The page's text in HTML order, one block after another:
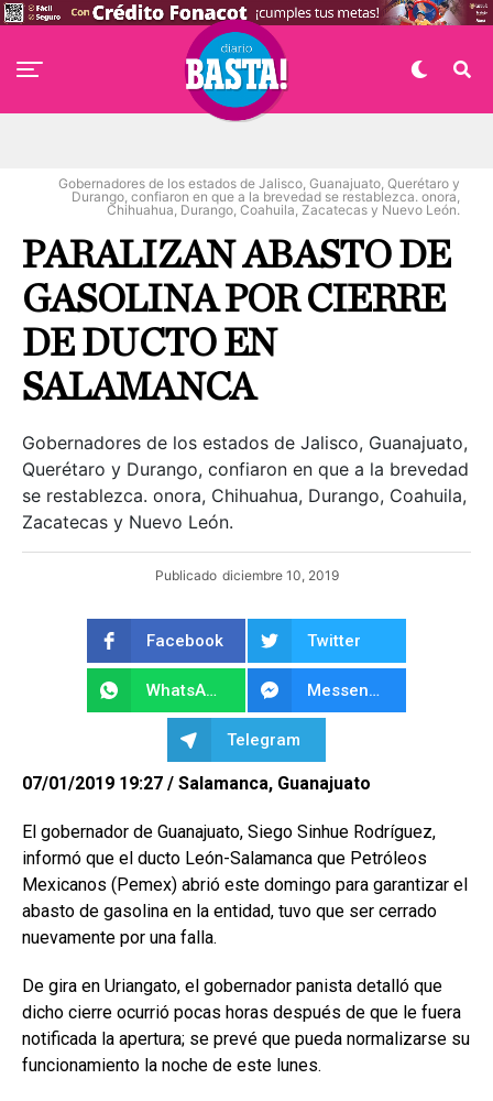
Gobernadores de los estados de Jalisco, Guanajuato, Querétaro y
Durango, confiaron en que a la brevedad se restablezca. onora,
Chihuahua, Durango, Coahuila, Zacatecas y Nuevo León.
PARALIZAN ABASTO DE
GASOLINA POR CIERRE
DE DUCTO EN
SALAMANCA
Gobernadores de los estados de Jalisco, Guanajuato,
Querétaro y Durango, confiaron en que a la brevedad
se restablezca. onora, Chihuahua, Durango, Coahuila,
Zacatecas y Nuevo León.
Publicado diciembre 10, 2019
Facebook Twitter
WhatsApp Messenger
Telegram
07/01/2019 19:27 / Salamanca, Guanajuato
El gobernador de Guanajuato, Siego Sinhue Rodríguez,
informó que el ducto León-Salamanca que Petróleos
Mexicanos (Pemex) abrió este domingo para garantizar el
abasto de gasolina en la entidad, tuvo que ser cerrado
nuevamente por una falla.
De gira en Uriangato, el gobernador panista detalló que
dicho cierre ocurrió pocas horas después de que le fuera
notificada la apertura; se prevé que pueda normalizarse su
funcionamiento la noche de este lunes.